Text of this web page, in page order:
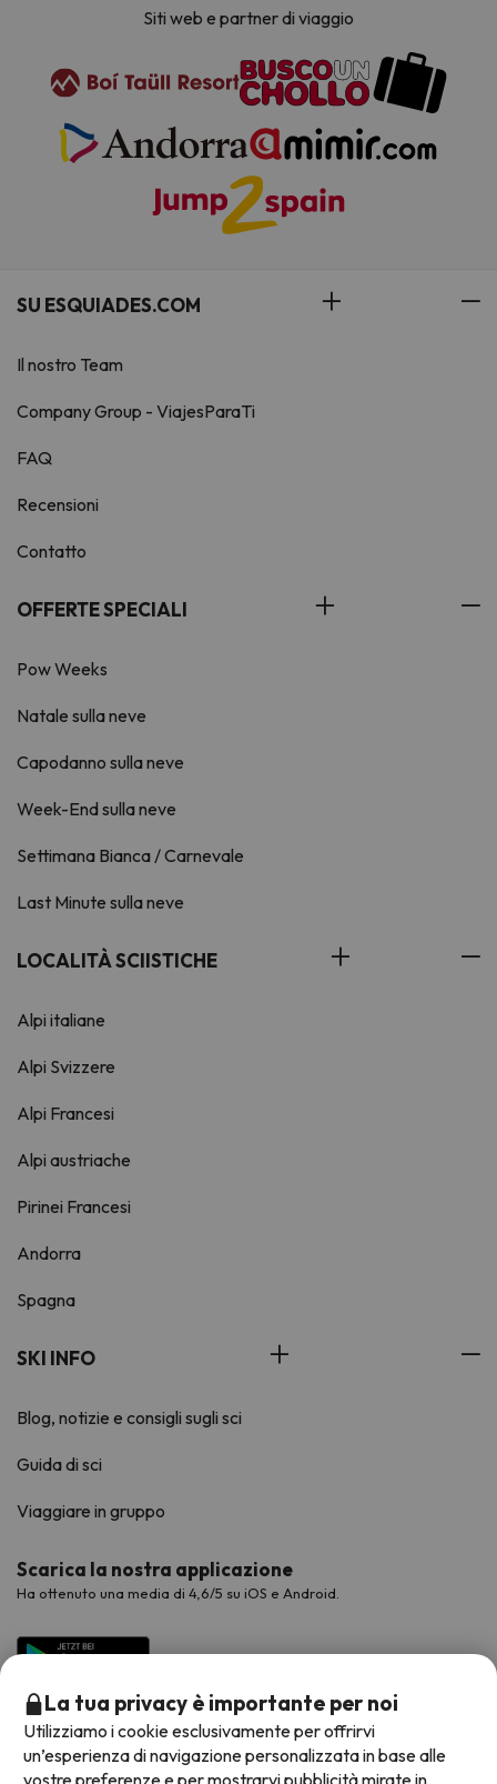
Siti web e partner di viaggio
SU ESQUIADES.COM
Il nostro Team
Company Group - ViajesParaTi
FAQ
Recensioni
Contatto
OFFERTE SPECIALI
Pow Weeks
Natale sulla neve
Capodanno sulla neve
Week-End sulla neve
Settimana Bianca / Carnevale
Last Minute sulla neve
LOCALITÀ SCIISTICHE
Alpi italiane
Alpi Svizzere
Alpi Francesi
Alpi austriache
Pirinei Francesi
Andorra
Spagna
SKI INFO
Blog, notizie e consigli sugli sci
Guida di sci
Viaggiare in gruppo
Scarica la nostra applicazione
Ha ottenuto una media di 4,6/5 su iOS e Android.
La tua privacy è importante per noi
Utilizziamo i cookie esclusivamente per offrirvi
un’esperienza di navigazione personalizzata in base alle
vostre preferenze e per mostrarvi pubblicità mirate in